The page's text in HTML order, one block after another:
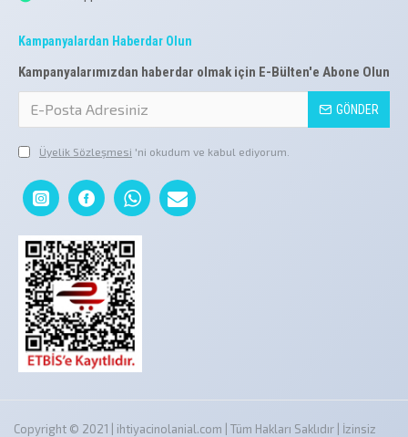
Kampanyalardan Haberdar Olun
Kampanyalarımızdan haberdar olmak için E-Bülten'e Abone Olun
GÖNDER
Üyelik Sözleşmesi 'ni okudum ve kabul ediyorum.
Copyright © 2021 | ihtiyacinolanial.com | Tüm Hakları Saklıdır | İzinsiz